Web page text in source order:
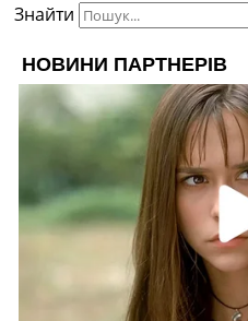
Знайти